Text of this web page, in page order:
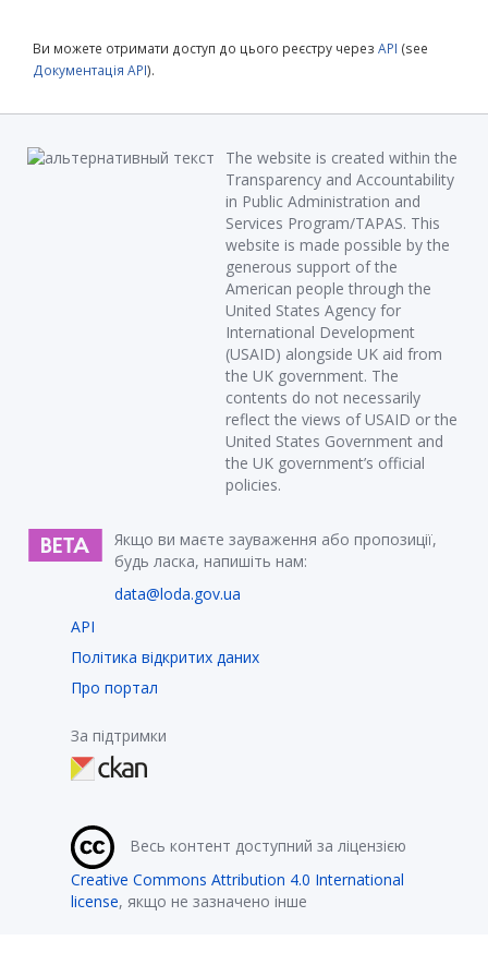
Ви можете отримати доступ до цього реєстру через API (see
Документація API).
The website is created within the
Transparency and Accountability
in Public Administration and
Services Program/TAPAS. This
website is made possible by the
generous support of the
American people through the
United States Agency for
International Development
(USAID) alongside UK aid from
the UK government. The
contents do not necessarily
reflect the views of USAID or the
United States Government and
the UK government’s official
policies.
Якщо ви маєте зауваження або пропозиції,
будь ласка, напишіть нам:
data@loda.gov.ua
API
Політика відкритих даних
Про портал
За підтримки
Весь контент доступний за ліцензією
Creative Commons Attribution 4.0 International
license, якщо не зазначено інше